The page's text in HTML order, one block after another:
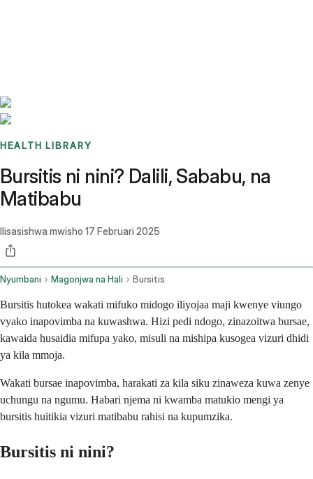
HEALTH LIBRARY
Bursitis ni nini? Dalili, Sababu, na
Matibabu
Ilisasishwa mwisho 17 Februari 2025
Nyumbani Magonjwa na Hali Bursitis
Bursitis hutokea wakati mifuko midogo iliyojaa maji kwenye viungo
vyako inapovimba na kuwashwa. Hizi pedi ndogo, zinazoitwa bursae,
kawaida husaidia mifupa yako, misuli na mishipa kusogea vizuri dhidi
ya kila mmoja.
Wakati bursae inapovimba, harakati za kila siku zinaweza kuwa zenye
uchungu na ngumu. Habari njema ni kwamba matukio mengi ya
bursitis huitikia vizuri matibabu rahisi na kupumzika.
Bursitis ni nini?